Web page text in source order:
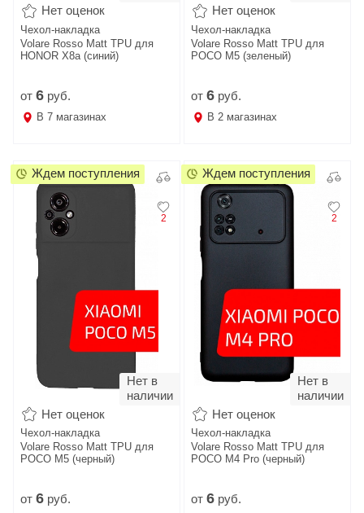
Нет оценок
Чехол-накладка
Volare Rosso Matt TPU для
HONOR X8a (синий)
от 6 руб.
В 7 магазинах
Нет оценок
Чехол-накладка
Volare Rosso Matt TPU для
POCO M5 (зеленый)
от 6 руб.
В 2 магазинах
2
Нет в
наличии
Нет оценок
Чехол-накладка
Volare Rosso Matt TPU для
POCO M5 (черный)
от 6 руб.
Ждем поступления
2
Нет в
наличии
Нет оценок
Чехол-накладка
Volare Rosso Matt TPU для
POCO M4 Pro (черный)
от 6 руб.
Ждем поступления